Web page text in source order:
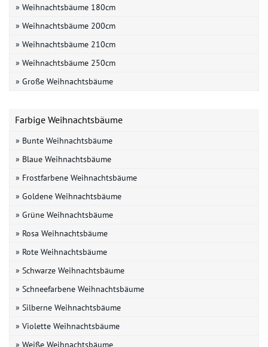
» Weihnachtsbäume 180cm
» Weihnachtsbäume 200cm
» Weihnachtsbäume 210cm
» Weihnachtsbäume 250cm
» Große Weihnachtsbäume
Farbige Weihnachtsbäume
» Bunte Weihnachtsbäume
» Blaue Weihnachtsbäume
» Frostfarbene Weihnachtsbäume
» Goldene Weihnachtsbäume
» Grüne Weihnachtsbäume
» Rosa Weihnachtsbäume
» Rote Weihnachtsbäume
» Schwarze Weihnachtsbäume
» Schneefarbene Weihnachtsbäume
» Silberne Weihnachtsbäume
» Violette Weihnachtsbäume
» Weiße Weihnachtsbäume